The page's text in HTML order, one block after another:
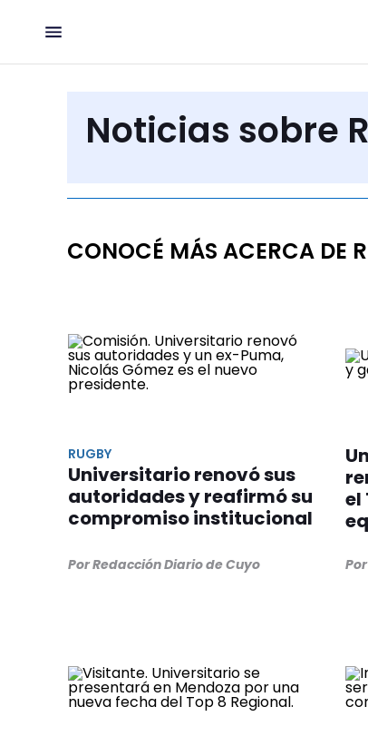
Noticias sobre
CONOCÉ MÁS ACERCA DE
RUGBY
Universitario renovó sus
autoridades y reafirmó su
compromiso institucional
Por Redacción Diario de Cuyo
el